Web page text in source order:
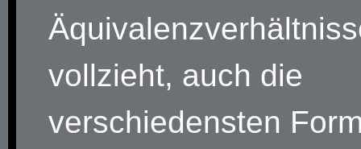
vollzieht, auch die
verschiedensten